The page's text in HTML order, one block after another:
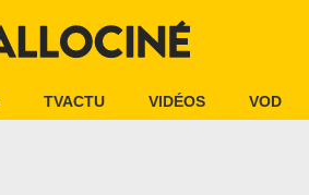
TVACTU VIDÉOS VOD